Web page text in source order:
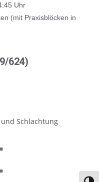
Uhr
(mit Pra­xis­blö­cken in
624)
Schlach­tung